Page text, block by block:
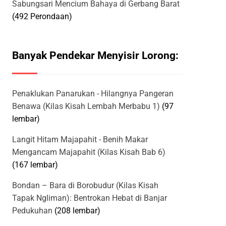
Sabungsari Mencium Bahaya di Gerbang Barat
(492 Perondaan)
Banyak Pendekar Menyisir Lorong:
Penaklukan Panarukan - Hilangnya Pangeran
Benawa (Kilas Kisah Lembah Merbabu 1) (97
lembar)
Langit Hitam Majapahit - Benih Makar
Mengancam Majapahit (Kilas Kisah Bab 6)
(167 lembar)
Bondan – Bara di Borobudur (Kilas Kisah
Tapak Ngliman): Bentrokan Hebat di Banjar
Pedukuhan (208 lembar)